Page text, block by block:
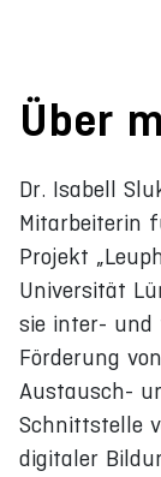
Über
Dr. Isabell
Mitarbeiterin
Projekt
Universität
sie inter- und
Förderung
Austausch-
Schnittstelle
digitaler